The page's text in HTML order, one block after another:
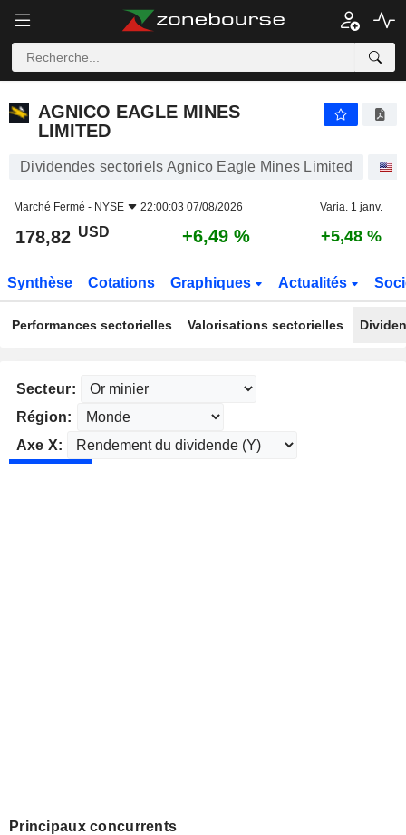
AGNICO EAGLE MINES
LIMITED
Dividendes sectoriels Agnico Eagle Mines Limited
Marché Fermé - NYSE 22:00:03 07/08/2026 Varia. 1 janv.
178,82 USD +6,49 % +5,48 %
Synthèse Cotations Graphiques Actualités
Performances sectorielles Valorisations sectorielles
Secteur:
Région:
Axe X:
Principaux concurrents